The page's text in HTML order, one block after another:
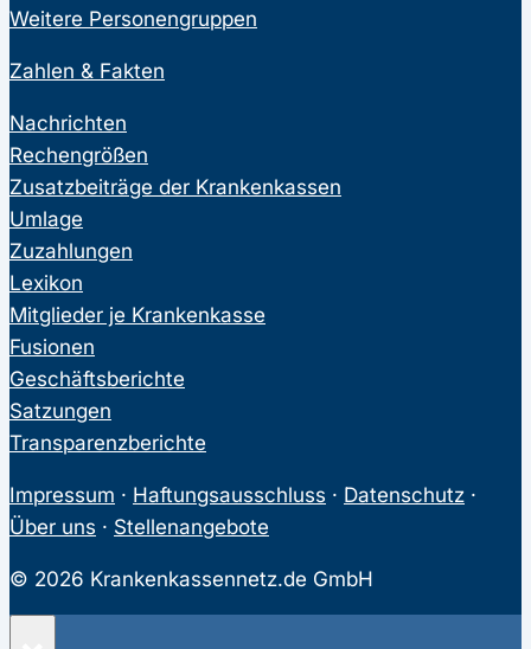
Weitere Personengruppen
Zahlen & Fakten
Nachrichten
Rechengrößen
Zusatzbeiträge der Krankenkassen
Umlage
Zuzahlungen
Lexikon
Mitglieder je Krankenkasse
Fusionen
Geschäftsberichte
Satzungen
Transparenzberichte
Impressum · Haftungsausschluss · Datenschutz ·
Über uns · Stellenangebote
© 2026 Krankenkassennetz.de GmbH